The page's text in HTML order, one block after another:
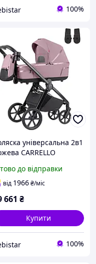
100%
універсальна 2в1
CARRELLO
Pink + adapters
автокрісла)
до відправки
від 1966₴/міс
661 ₴
Купити
100%